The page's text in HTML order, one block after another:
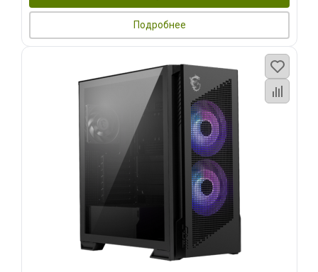
Подробнее